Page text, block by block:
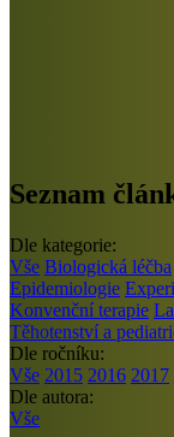
Seznam
Dle kategorie:
Vše Biologická léčba
Epidemiologie
Konvenční terapie
Těhotenství a
Dle ročníku:
Vše 2015 2016 2017
Dle autora:
Vše